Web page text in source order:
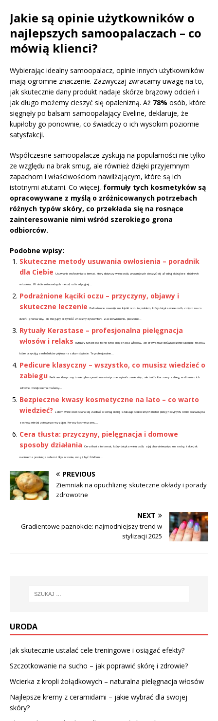
Jakie są opinie użytkowników o
najlepszych samoopalaczach – co
mówią klienci?
Wybierając idealny samoopalacz, opinie innych użytkowników
mają ogromne znaczenie. Zazwyczaj zwracamy uwagę na to,
jak skutecznie dany produkt nadaje skórze brązowy odcień i
jak długo możemy cieszyć się opalenizną. Aż 78% osób, które
sięgnęły po balsam samoopalający Eveline, deklaruje, że
kupiłoby go ponownie, co świadczy o ich wysokim poziomie
satysfakcji.
Współczesne samoopalacze zyskują na popularności nie tylko
ze względu na brak smug, ale również dzięki przyjemnym
zapachom i właściwościom nawilżającym, które są ich
istotnymi atutami. Co więcej, formuły tych kosmetyków są
opracowywane z myślą o zróżnicowanych potrzebach
różnych typów skóry, co przekłada się na rosnące
zainteresowanie nimi wśród szerokiego grona
odbiorców.
Podobne wpisy:
Skuteczne metody usuwania owłosienia – poradnik
dla Ciebie
Usuwanie owłosienia to temat, który dotyczy wielu osób, pragnących cieszyć się gładką skórą bez zbędnych
włosków. W dobie różnorodnych metod, od tradycyjnej...
Podrażnione kąciki oczu – przyczyny, objawy i
skuteczne leczenie
Podrażnione zewnętrzne kąciki oczu to problem, który dotyka wiele osób, często na co
dzień ignorowany, ale mogący przynieść znaczny dyskomfort. Zaczerwienienie, pieczenie...
Rytuały Kerastase – profesjonalna pielęgnacja
włosów i relaks
Rytuały Kerastase to nie tylko pielęgnacja włosów, ale prawdziwe doświadczenie luksusu i relaksu,
które przyciąga miłośników piękna na całym świecie. Te profesjonalne...
Pedicure klasyczny – wszystko, co musisz wiedzieć o
zabiegu
Pedicure klasyczny to nie tylko sposób na estetyczne wykończenie stóp, ale także kluczowy zabieg w dbaniu o ich
zdrowie. Dzięki niemu możemy...
Bezpieczne kwasy kosmetyczne na lato – co warto
wiedzieć?
Latem wiele osób stara się zadbać o swoją skórę, szukając skutecznych metod pielęgnacyjnych, które pozwolą na
zachowanie jej zdrowego wyglądu. Kwasy kosmetyczne,...
Cera tłusta: przyczyny, pielęgnacja i domowe
sposoby działania
Cera tłusta to temat, który dotyka wielu osób, a jej charakterystyczne cechy, takie jak
nadmierna produkcja sebum i błyszczenie, mogą być źródłem...
PREVIOUS
Ziemniak na opuchliznę: skuteczne okłady i porady
zdrowotne
NEXT
Gradientowe paznokcie: najmodniejszy trend w
stylizacji 2025
URODA
Jak skutecznie ustalać cele treningowe i osiągać efekty?
Szczotkowanie na sucho – jak poprawić skórę i zdrowie?
Wcierka z kropli żołądkowych – naturalna pielęgnacja włosów
Najlepsze kremy z ceramidami – jakie wybrać dla swojej
skóry?